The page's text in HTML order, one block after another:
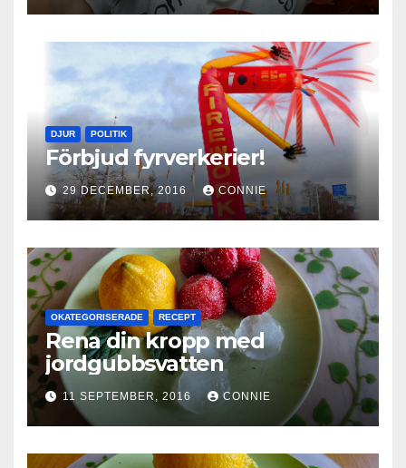
DJUR POLITIK
Förbjud fyrverkerier!
29 DECEMBER, 2016 CONNIE
OKATEGORISERADE RECEPT
Rena din kropp med
jordgubbsvatten
11 SEPTEMBER, 2016 CONNIE